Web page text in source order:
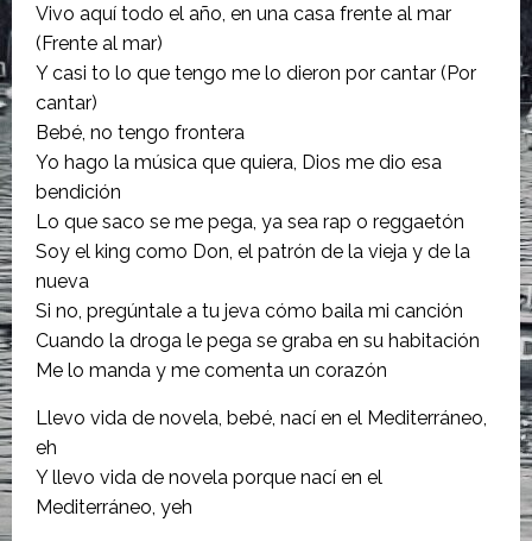
Vivo aquí todo el año, en una casa frente al mar
(Frente al mar)
Y casi to lo que tengo me lo dieron por cantar (Por
cantar)
Bebé, no tengo frontera
Yo hago la música que quiera, Dios me dio esa
bendición
Lo que saco se me pega, ya sea rap o reggaetón
Soy el king como Don, el patrón de la vieja y de la
nueva
Si no, pregúntale a tu jeva cómo baila mi canción
Cuando la droga le pega se graba en su habitación
Me lo manda y me comenta un corazón
Llevo vida de novela, bebé, nací en el Mediterráneo,
eh
Y llevo vida de novela porque nací en el
Mediterráneo, yeh